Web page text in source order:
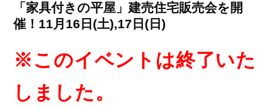
「家具付きの平屋」建売住宅販売会を開
催！11月16日(土),17日(日)
※このイベントは終了いた
しました。